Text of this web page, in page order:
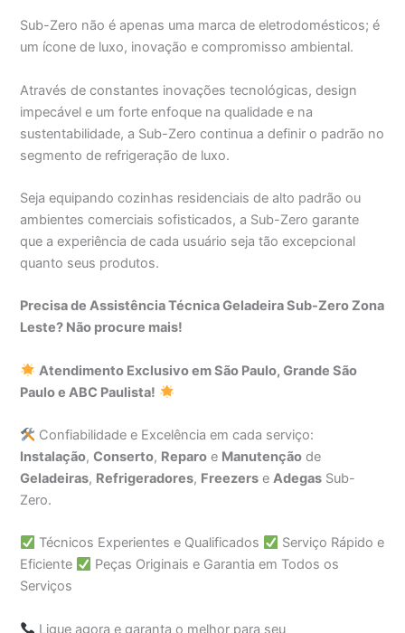
Sub-Zero não é apenas uma marca de eletrodomésticos; é
um ícone de luxo, inovação e compromisso ambiental.
Através de constantes inovações tecnológicas, design
impecável e um forte enfoque na qualidade e na
sustentabilidade, a Sub-Zero continua a definir o padrão no
segmento de refrigeração de luxo.
Seja equipando cozinhas residenciais de alto padrão ou
ambientes comerciais sofisticados, a Sub-Zero garante
que a experiência de cada usuário seja tão excepcional
quanto seus produtos.
Precisa de Assistência Técnica Geladeira Sub-Zero Zona
Leste? Não procure mais!
Atendimento Exclusivo em São Paulo, Grande São
Paulo e ABC Paulista!
Confiabilidade e Excelência em cada serviço:
Instalação,Conserto, Reparo e Manutenção de
Geladeiras, Refrigeradores, Freezers eAdegas Sub-
Zero.
Técnicos Experientes e Qualificados
Serviço Rápido e
Eficiente
Peças Originais e Garantia em Todos os
Serviços
Ligue agora e garanta o melhor para seu